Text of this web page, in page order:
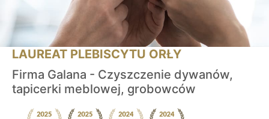
LAUREAT PLEBISCYTU ORŁY
Firma Galana - Czyszczenie dywanów,
tapicerki meblowej, grobowców